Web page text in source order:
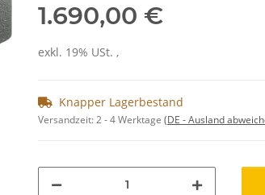
1.690,00 €
exkl. 19% USt. ,
Knapper Lagerbestand
Versandzeit:2 - 4 Werktage (DE - Ausland